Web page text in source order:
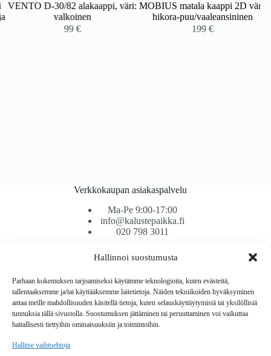
Hallinnoi suostumusta
Parhaan kokemuksen tarjoamiseksi käytämme teknologioita, kuten evästeitä,
tallentaaksemme ja/tai käyttääksemme laitetietoja. Näiden tekniikoiden hyväksyminen
antaa meille mahdollisuuden käsitellä tietoja, kuten selauskäyttäytymistä tai yksilöllisiä
tunnuksia tällä sivustolla. Suostumuksen jättäminen tai peruuttaminen voi vaikuttaa
haitallisesti tiettyihin ominaisuuksiin ja toimintoihin.
Hallitse vaihtoehtoja
VENTO D-30/82 alakaappi, väri:
valkoinen
99€
MOBIUS matala kaappi 2D väri:
hikora-puu/vaaleansininen
199€
Verkkokaupan asiakaspalvelu
Ma-Pe 9:00-17:00
info@kalustepaikka.fi
020 798 3011
Tavarantoimitus / Maksutavat
Toimitustavat
Maksutavat
Vaihto ja palautus
Reklamaatiot